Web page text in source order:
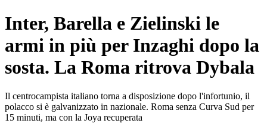
Inter, Barella e Zielinski le
armi in più per Inzaghi dopo la
sosta. La Roma ritrova Dybala
Il centrocampista italiano torna a disposizione dopo l'infortunio, il
polacco si è galvanizzato in nazionale. Roma senza Curva Sud per
15 minuti, ma con la Joya recuperata